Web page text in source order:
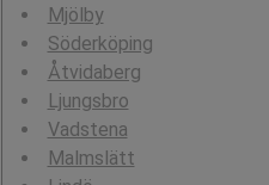
Mjölby
Söderköping
Åtvidaberg
Ljungsbro
Vadstena
Malmslätt